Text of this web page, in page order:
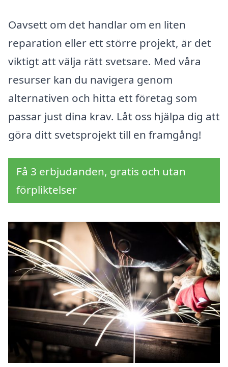
Oavsett om det handlar om en liten
reparation eller ett större projekt, är det
viktigt att välja rätt svetsare. Med våra
resurser kan du navigera genom
alternativen och hitta ett företag som
passar just dina krav. Låt oss hjälpa dig att
göra ditt svetsprojekt till en framgång!
Få 3 erbjudanden, gratis och utan
förpliktelser